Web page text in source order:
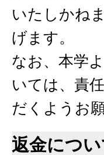
いたしかね
げます。
なお、本学
いては、責
だくようお
返金につい